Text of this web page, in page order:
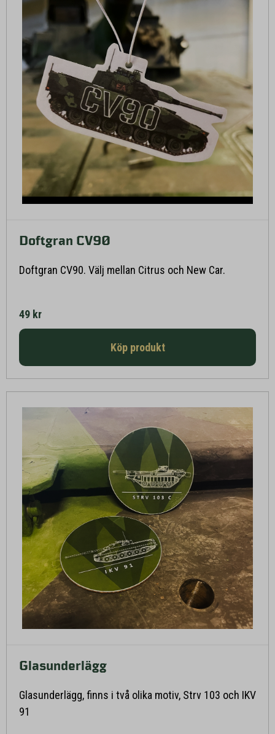
Doftgran CV90
Doftgran CV90. Välj mellan Citrus och New Car.
49 kr
Köp produkt
Läs mer här
Glasunderlägg
Glasunderlägg, finns i två olika motiv, Strv 103 och IKV
91